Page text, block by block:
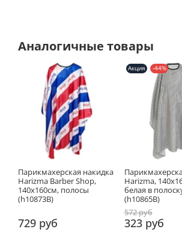
Аналогичные товары
Парикмахерская накидка
Harizma Barber Shop,
140х160см, полосы
(h10873B)
729 руб
Акция -44%
Harizma,
белая в
(h10865B)
572 руб
323 руб